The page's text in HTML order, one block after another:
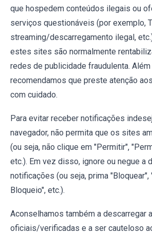
que hospedem conteúdos ilegais ou
serviços questionáveis (por exemplo,
streaming/descarregamento ilegal,
estes sites são normalmente
redes de publicidade fraudulenta.
recomendamos que preste atenção
com cuidado.
Para evitar receber notificações
navegador, não permita que os sites
(ou seja, não clique em "Permitir",
etc.). Em vez disso, ignore ou negue a
notificações (ou seja, prima
Bloqueio", etc.).
Aconselhamos também a descarregar
oficiais/verificadas e a ser cauteloso